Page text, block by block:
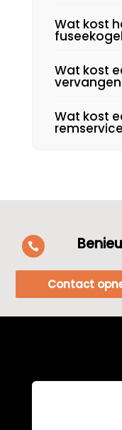
Wat kost
Wat kost
Wat kost

Contact